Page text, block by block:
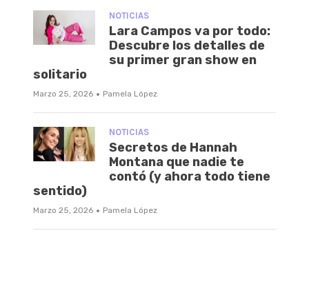
NOTICIAS
Lara Campos va por todo:
Descubre los detalles de
su primer gran show en
solitario
Marzo 25, 2026 · Pamela López
NOTICIAS
Secretos de Hannah
Montana que nadie te
contó (y ahora todo tiene
sentido)
Marzo 25, 2026 · Pamela López